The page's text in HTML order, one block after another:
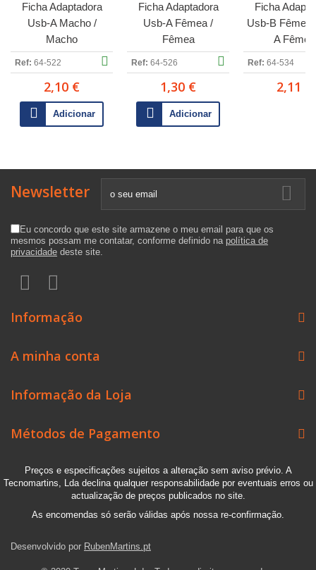
Ficha Adaptadora
Usb-A Macho /
Macho
Ref: 64-522
2,10 €
Adicionar
Ficha Adaptadora
Usb-A Fêmea /
Fêmea
Ref: 64-526
1,30 €
Adicionar
Ficha
Usb-B Fêmea
A Fêmea
Ref: 64-534
2,11 €
Newsletter
Eu concordo que este site armazene o meu email para que os
mesmos possam me contatar, conforme definido na política de
privacidade deste site.
Informação
A minha conta
Informação da Loja
Métodos de Pagamento
Preços e especificações sujeitos a alteração sem aviso prévio. A
Tecnomartins, Lda declina qualquer responsabilidade por eventuais erros ou
actualização de preços publicados no site.
As encomendas só serão válidas após nossa re-confirmação.
Desenvolvido por RubenMartins.pt